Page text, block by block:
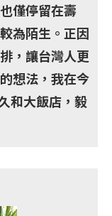
僅停留在壽
為陌生。正因
，讓台灣人更
想法，我在今
和大飯店，毅